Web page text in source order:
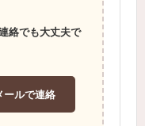
絡でも大丈夫で
ールで連絡